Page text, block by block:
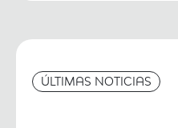
ÚLTIMAS NOTICIAS